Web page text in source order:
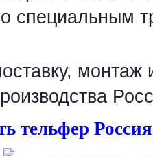
специальным
монтаж
тельфер Россия